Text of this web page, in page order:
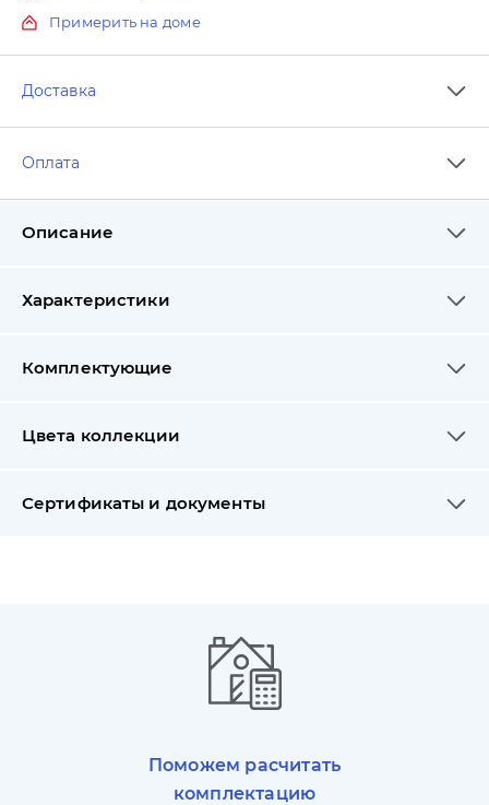
Примерить на доме
Доставка
Оплата
Описание
Характеристики
Комплектующие
Цвета коллекции
Сертификаты и документы
Поможем расчитать
комплектацию